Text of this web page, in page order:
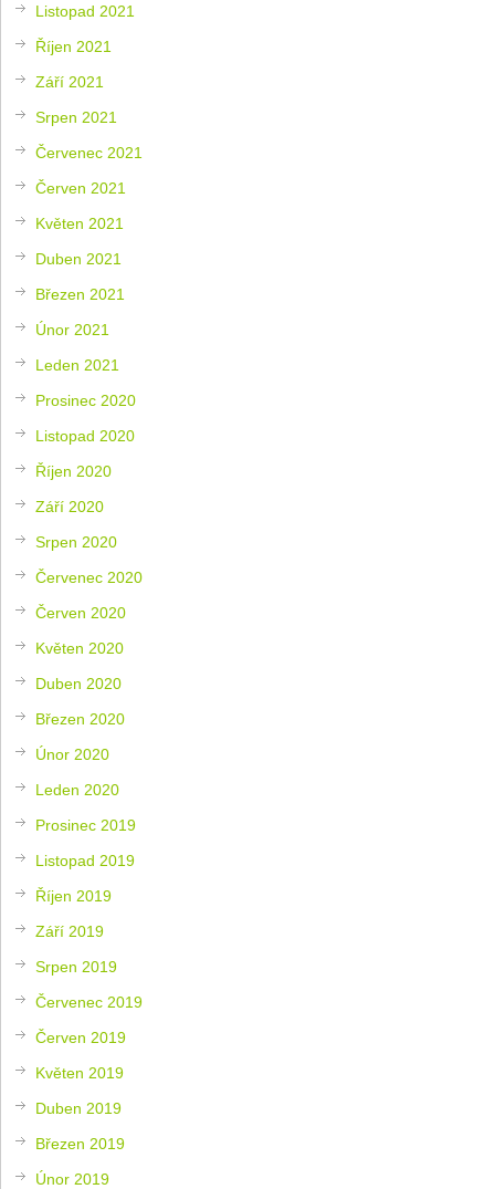
Listopad 2021
Říjen 2021
Září 2021
Srpen 2021
Červenec 2021
Červen 2021
Květen 2021
Duben 2021
Březen 2021
Únor 2021
Leden 2021
Prosinec 2020
Listopad 2020
Říjen 2020
Září 2020
Srpen 2020
Červenec 2020
Červen 2020
Květen 2020
Duben 2020
Březen 2020
Únor 2020
Leden 2020
Prosinec 2019
Listopad 2019
Říjen 2019
Září 2019
Srpen 2019
Červenec 2019
Červen 2019
Květen 2019
Duben 2019
Březen 2019
Únor 2019